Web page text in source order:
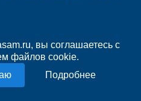
вы соглашаетесь с
файлов cookie.
Подробнее
данных